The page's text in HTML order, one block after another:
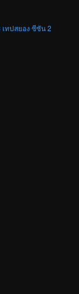
เทปสยอง ซีซัน 2